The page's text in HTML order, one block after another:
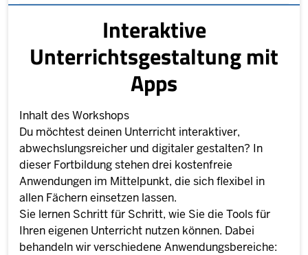
Interaktive
Unterrichtsgestaltung mit
Apps
Inhalt des Workshops
Du möchtest deinen Unterricht interaktiver,
abwechslungsreicher und digitaler gestalten? In
dieser Fortbildung stehen drei kostenfreie
Anwendungen im Mittelpunkt, die sich flexibel in
allen Fächern einsetzen lassen.
Sie lernen Schritt für Schritt, wie Sie die Tools für
Ihren eigenen Unterricht nutzen können. Dabei
behandeln wir verschiedene Anwendungsbereiche: